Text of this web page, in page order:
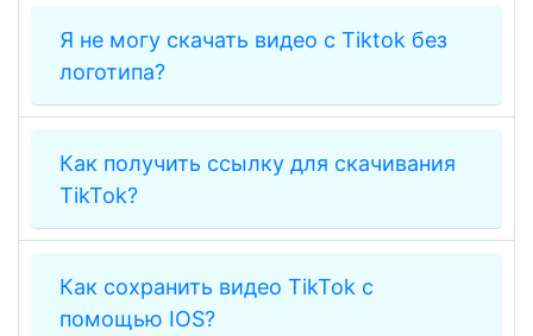
Я не могу скачать видео с Tiktok без
логотипа?
удалось загрузить:
только в некоторых странах.
Или вы ввели неправильную
ссылку на видео в Tiktok, ссылка
на видео в Tiktok имеет
Как получить ссылку для скачивания
TikTok?
Перейдите в приложение TikTok
или на сайт Tiktok.com.
Как сохранить видео TikTok с
помощью IOS?